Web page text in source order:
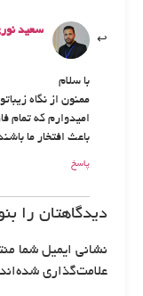
سعید
با سلام
ممنون از نگاه
امیدوارم که تمام
باعث افتخار ما
پاسخ
دیدگاهتان را
نشانی ایمیل شما
علامت‌گذاری شده‌اند